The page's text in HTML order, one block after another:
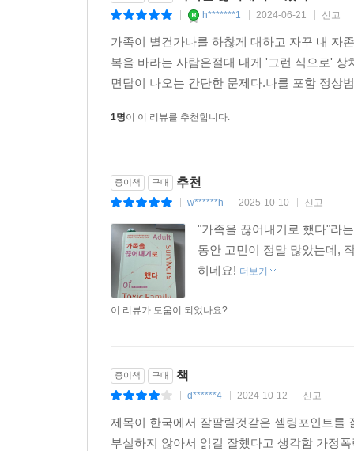
가 소모된다. 심지어 그런 노력이 정말로 남의 비
든 일이다. 겁먹지 않고 그냥 자신이 원하는 대로
--- p.172
지점을 찾기가 애매하다고 느낄 수 있다. 관계를
나를 포함한 생존자들은 감정이 크게 자극받는
럽게 대해주길 바란다. 하지만 사람들은 생존자
들’은 별로 중요하지 않다는 사실을 기억하자.
아들여지길 바란다.
--- p.217
--- p.273
법으로는 선을 넘는 사람에게 그런 행동은 불편
아니다. 가족의 울타리에서 나온다는 건 자신
때문에, 가족과의 관계에 선을 그으려면 어마어
위하는 사람들과 관계를 유지하고 자신을 긍정하
필요한 유일한 허락”이라고 하며 생존자들을 격
원하는 것이 무엇인지 알 수 있고, 행복을 지키기
한번은 인터뷰 중에, 해로운 가족과 관계를 끊을
내게 특별한 방법이나 자신감 같은 건 전혀 없
지속적으로 가한 심리적인 피해가 너무나 커서
불길에 휩싸인 건물에 그냥 머무르거나 뛰어
뛰어내리는 쪽을 택했다. (49쪽)
감정과 생각을 어떻게 표현해야 할지 잘 알지
비난당하거나 무관심한 반응을 겪기 때문에
아프더라도 느껴지는 감정을 온전히 느껴야 마
다루었다는 사실을 인정하고 슬퍼”하고, “내가
h*******1 2024-06-21 신고
가족이 별건가나를 하찮게 대하고 자꾸 내 자
복을 바라는 사람은절대 내게 '그런 식으로'
면답이 나오는 간단한 문제다.나를 포함 정상
1명이 이 리뷰를 추천합니다.
종이책 구매 추천
w******h 2025-10-10 신고
"가족을 끊어내기로 했다"라
동안 고민이 정말 많았는데,
히네요! 더보기
이 리뷰가 도움이 되었나요?
종이책 구매 책
d******4 2024-10-12 신고
제목이 한국에서 잘팔릴것같은 셀링포인트를
부실하지 않아서 읽길 잘했다고 생각함 가정